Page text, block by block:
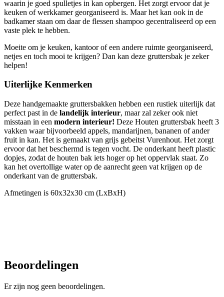
waarin je goed spulletjes in kan opbergen. Het zorgt ervoor dat je
keuken of werkkamer georganiseerd is. Maar het kan ook in de
badkamer staan om daar de flessen shampoo gecentraliseerd op een
vaste plek te hebben.
Moeite om je keuken, kantoor of een andere ruimte georganiseerd,
netjes en toch mooi te krijgen? Dan kan deze gruttersbak je zeker
helpen!
Uiterlijke Kenmerken
Deze handgemaakte gruttersbakken hebben een rustiek uiterlijk dat
perfect past in de landelijk interieur, maar zal zeker ook niet
misstaan in een modern interieur! Deze Houten gruttersbak heeft 3
vakken waar bijvoorbeeld appels, mandarijnen, bananen of ander
fruit in kan. Het is gemaakt van grijs gebeitst Vurenhout. Het zorgt
ervoor dat het beschermd is tegen vocht. De onderkant heeft plastic
dopjes, zodat de houten bak iets hoger op het oppervlak staat. Zo
kan het overtollige water op de aanrecht geen vat krijgen op de
onderkant van de gruttersbak.
Afmetingen is 60x32x30 cm (LxBxH)
Beoordelingen
Er zijn nog geen beoordelingen.